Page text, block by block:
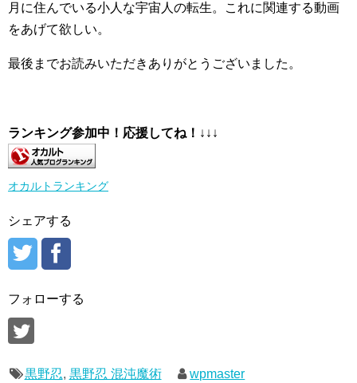
月に住んでいる小人な宇宙人の転生。これに関連する動画
をあげて欲しい。
最後までお読みいただきありがとうございました。
ランキング参加中！応援してね！ ↓↓↓
オカルトランキング
シェアする
フォローする
黒野忍, 黒野忍 混沌魔術 wpmaster